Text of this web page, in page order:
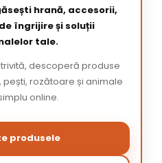
hrană, accesorii,
îngrijire și soluții
tale.
descoperă produse
pești, rozătoare și animale
online.
produsele